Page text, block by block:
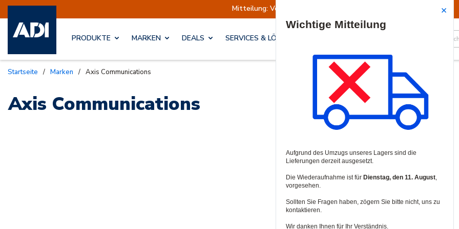
Mitteilung: Versand ausgesetzt
PRODUKTE MARKEN DEALS SERVICES & LÖSUNGEN
Startseite / Marken / Axis Communications
Axis Communications